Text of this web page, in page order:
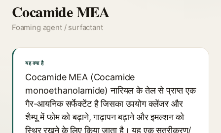
Cocamide MEA
Foaming agent / surfactant
यह क्या है
Cocamide MEA (Cocamide
monoethanolamide) नारियल के तेल से प्राप्त एक
गैर-आयनिक सर्फेक्टेंट है जिसका उपयोग क्लेंजर और
शैम्पू में फोम को बढ़ाने, गाढ़ापन बढ़ाने और इमल्शन को
स्थिर रखने के लिए किया जाता है। यह एक सूत्रीकरण/